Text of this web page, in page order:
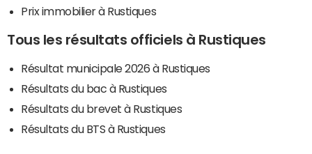
Prix immobilier à Rustiques
Tous les résultats officiels à Rustiques
Résultat municipale 2026 à Rustiques
Résultats du bac à Rustiques
Résultats du brevet à Rustiques
Résultats du BTS à Rustiques